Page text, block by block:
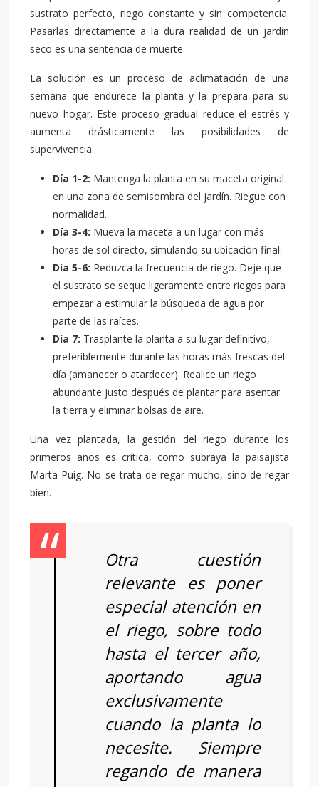
sustrato perfecto, riego constante y sin competencia.
Pasarlas directamente a la dura realidad de un jardín
seco es una sentencia de muerte.
La solución es un proceso de aclimatación de una
semana que endurece la planta y la prepara para su
nuevo hogar. Este proceso gradual reduce el estrés y
aumenta drásticamente las posibilidades de
supervivencia.
Día 1-2: Mantenga la planta en su maceta original
en una zona de semisombra del jardín. Riegue con
normalidad.
Día 3-4: Mueva la maceta a un lugar con más
horas de sol directo, simulando su ubicación final.
Día 5-6: Reduzca la frecuencia de riego. Deje que
el sustrato se seque ligeramente entre riegos para
empezar a estimular la búsqueda de agua por
parte de las raíces.
Día 7: Trasplante la planta a su lugar definitivo,
preferiblemente durante las horas más frescas del
día (amanecer o atardecer). Realice un riego
abundante justo después de plantar para asentar
la tierra y eliminar bolsas de aire.
Una vez plantada, la gestión del riego durante los
primeros años es crítica, como subraya la paisajista
Marta Puig. No se trata de regar mucho, sino de regar
bien.
Otra cuestión
relevante es poner
especial atención en
el riego, sobre todo
hasta el tercer año,
aportando agua
exclusivamente
cuando la planta lo
necesite. Siempre
regando de manera